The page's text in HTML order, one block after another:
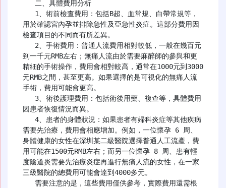
用於確認宮內孕並排除急性及亞急性炎症。這部分費用因
檢查項目的不同而有所差異。
到一千元RMB左右；無痛人流由於需要麻醉師的參與和更
精細的手術操作，費用會相對較高，通常在1000元到3000
元RMB之間，甚至更高。如果選擇的是可視化的無痛人流
手術，費用可能會更高。
因患者恢復情況而異。
需要先治療，費用會相應增加。例如，一位懷孕 6 周、
身體健康的女性在深圳某二級醫院選擇普通人工流產，費
用可能在1500元RMB左右；而另一位懷孕 8 周、患有輕
度陰道炎需要先治療炎症再進行無痛人流的女性，在一家
三級醫院的總費用可能會達到4000多元。